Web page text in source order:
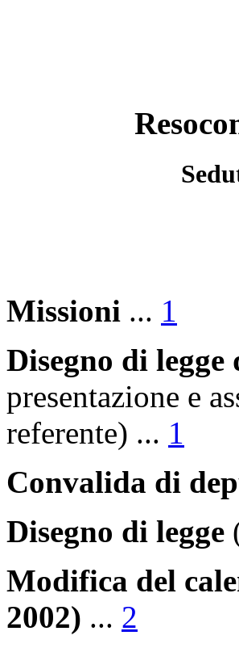
Missioni ... 1
Disegno di
presentazione e
referente) ... 1
Convalida di
Disegno di legge
Modifica del
2002) ... 2